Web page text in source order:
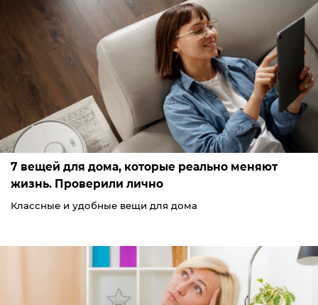
7 вещей для дома, которые реально меняют
жизнь. Проверили лично
Классные и удобные вещи для дома